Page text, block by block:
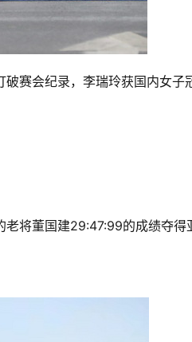
赛会纪录，李瑞玲获国内女子
将董国建29:47:99的成绩夺得